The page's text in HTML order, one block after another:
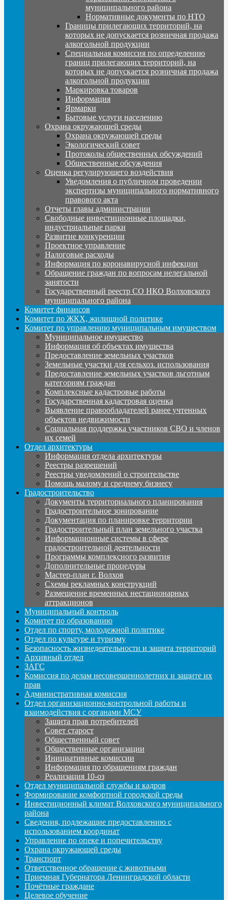
муниципального района
Нормативные документы по НТО
Границы прилегающих территорий, на
которых не допускается розничная продажа
алкогольной продукции
Специальная комиссия по определению
границ прилегающих территорий, на
которых не допускается розничная продажа
алкогольной продукции
Маркировка товаров
Информация
Ярмарки
Бытовые услуги населению
Охрана окружающей среды
Охрана окружающей среды
Экологический совет
Протоколы общественных обсуждений
Общественные обсуждения
Оценка регулирующего воздействия
Уведомления о публичном проведении
экспертизы муниципального нормативного
правового акта
Отчеты главы администрации
Свободные инвестиционные площадки,
индустриальные парки
Развитие конкуренции
Проектное управление
Налоговые расходы
Информация по коронавирусной инфекции
Обращение граждан по вопросам нелегальной
занятости
Государственный реестр СО НКО Волховского
муниципального района
Комитет финансов
Комитет по ЖКХ, жилищной политике
Комитет по управлению муниципальным имуществом
Муниципальное имущество
Информация об объектах имущества
Предоставление земельных участков
Земельные участки для сельхоз. использования
Предоставление земельных участков льготным
категориям граждан
Комплексные кадастровые работы
Государственная кадастровая оценка
Выявление правообладателей ранее учтенных
объектов недвижимости
Социальная поддержка участников СВО и членов
их семей
Отдел архитектуры
Информация отдела архитектуры
Реестры разрешений
Реестры уведомлений о строительстве
Помощь малому и среднему бизнесу
Градостроительство
Документы территориального планирования
Градостроительное зонирование
Документация по планировке территории
Градостроительный план земельного участка
Информационные системы в сфере
градостроительной деятельности
Программы комплексного развития
Дополнительные процедуры
Мастер-план г. Волхов
Схемы рекламных конструкций
Размещение временных нестационарных
аттракционов
Муниципальный контроль
Комитет по образованию
Отдел по спорту, молодежной политике
Отдел по культуре и туризму
Безопасность жизнедеятельности и защита территорий
Архивный отдел
ЗАГС
Комиссия по делам несовершеннолетних и защите их
прав
Административная комиссия
Отдел организационно-контрольной работы и
взаимодействия с органами МСУ
Защита прав потребителей
Совет старост
Общественный совет
Общественные организации
Инициативные комиссии
Информация по обращениям граждан
Реализация 10-оз
Отдел муниципальной службы и кадров
Формирование комфортной городской среды
Инвестиционный климат Волховского муниципального
района
Сведения, подлежащие предоставлению с
использованием координат
Управление по опеке и попечительству
Охрана окружающей среды
Транспорт
Ответственное обращение с животными
Приемная Губернатора Ленинградской области
Почётные граждане
Целевое обучение